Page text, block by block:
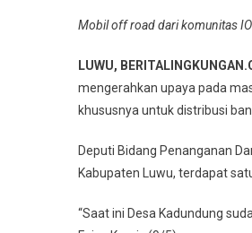
Mobil off road dari komunitas
LUWU,
mengerahkan upaya pada
khususnya untuk distribusi
Deputi Bidang Penanganan
Kabupaten Luwu, terdapat
“Saat ini Desa Kadundung